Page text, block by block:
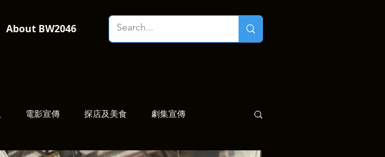
About BW2046
電影宣傳 探店及美食 劇集宣傳